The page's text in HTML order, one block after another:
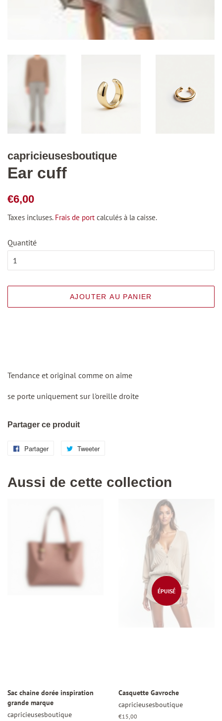
capricieusesboutique
Ear cuff
Prix
€6,00
Taxes incluses. Frais de port calculés à la caisse.
Quantité
AJOUTER AU PANIER
Tendance et original comme on aime
se porte uniquement sur l'oreille droite
Partager ce produit
Partager
Partager
Facebook
Tweeter
Twitter
Aussi de cette collection
Sac chaine dorée inspiration
grande marque
capricieusesboutique
ÉPUISÉ
Casquette Gavroche
capricieusesboutique
Prix
€15,00